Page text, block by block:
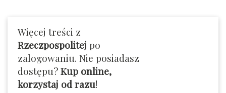
Więcej treści z
Rzeczpospolitej po
zalogowaniu. Nie posiadasz
dostępu?Kup online,
korzystaj od razu!